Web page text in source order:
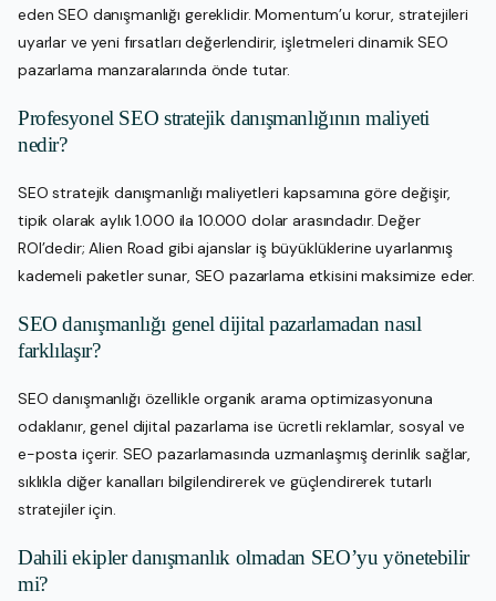
eden SEO danışmanlığı gereklidir. Momentum’u korur, stratejileri
uyarlar ve yeni fırsatları değerlendirir, işletmeleri dinamik SEO
pazarlama manzaralarında önde tutar.
Profesyonel SEO stratejik danışmanlığının maliyeti
nedir?
SEO stratejik danışmanlığı maliyetleri kapsamına göre değişir,
tipik olarak aylık 1.000 ila 10.000 dolar arasındadır. Değer
ROI’dedir; Alien Road gibi ajanslar iş büyüklüklerine uyarlanmış
kademeli paketler sunar, SEO pazarlama etkisini maksimize eder.
SEO danışmanlığı genel dijital pazarlamadan nasıl
farklılaşır?
SEO danışmanlığı özellikle organik arama optimizasyonuna
odaklanır, genel dijital pazarlama ise ücretli reklamlar, sosyal ve
e-posta içerir. SEO pazarlamasında uzmanlaşmış derinlik sağlar,
sıklıkla diğer kanalları bilgilendirerek ve güçlendirerek tutarlı
stratejiler için.
Dahili ekipler danışmanlık olmadan SEO’yu yönetebilir
mi?